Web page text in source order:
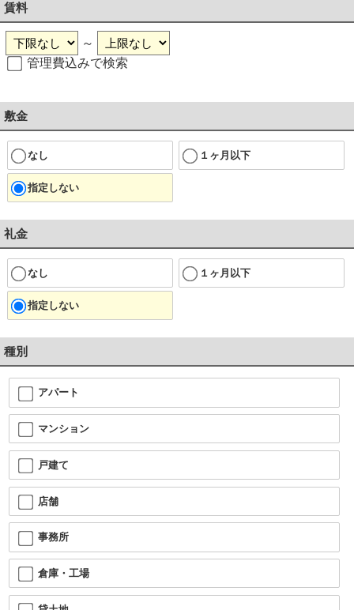
賃料
～
管理費込みで検索
敷金
なし １ヶ月以下
指定しない
礼金
なし １ヶ月以下
指定しない
種別
アパート
マンション
戸建て
店舗
事務所
倉庫・工場